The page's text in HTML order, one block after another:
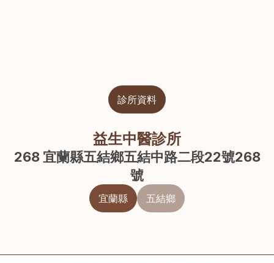
診所資料
益生中醫診所
268 宜蘭縣五結鄉五結中路二段22號268
號
宜蘭縣 五結鄉